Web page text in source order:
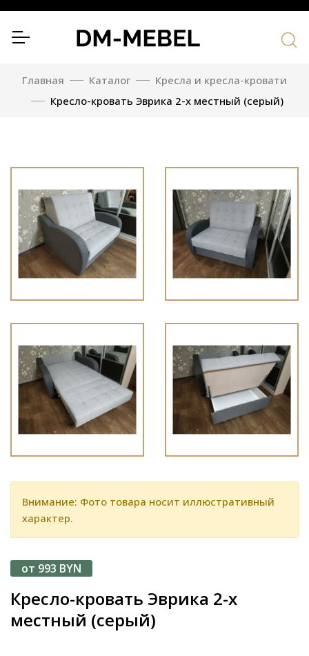
Главная Каталог
Кресла и кресла-кровати
Кресло-кровать Эврика 2-х местный (серый)
Внимание: Фото товара носит иллюстративный
характер.
от 993 BYN
Кресло-кровать Эврика 2-х
местный (серый)